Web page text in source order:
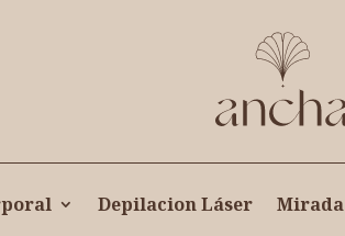
Depilacion Láser Mirada